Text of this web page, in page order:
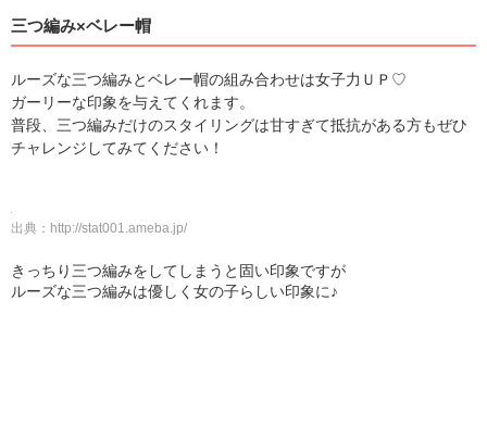
三つ編み×ベレー帽
ルーズな三つ編みとベレー帽の組み合わせは女子力ＵＰ♡
ガーリーな印象を与えてくれます。
普段、三つ編みだけのスタイリングは甘すぎて抵抗がある方もぜひ
チャレンジしてみてください！
出典： http://stat001.ameba.jp/
きっちり三つ編みをしてしまうと固い印象ですが
ルーズな三つ編みは優しく女の子らしい印象に♪